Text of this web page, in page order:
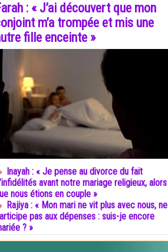
: « J’ai découvert que mon
m’a trompée et mis une
fille enceinte »
Inayah : « Je pense au divorce du fait
avant notre mariage religieux, alors
nous étions en couple »
Rajiya : « Mon mari ne vit plus avec nous, ne
pas aux dépenses : suis-je encore
? »